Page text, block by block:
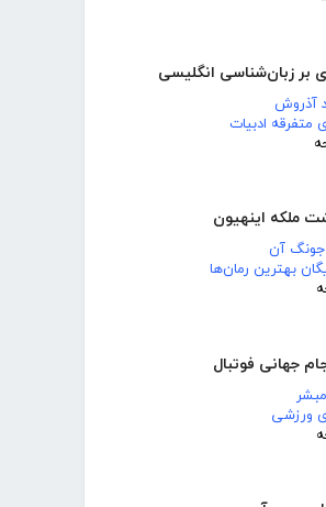
بر زبان‌شناسی انگلیسی
آذروش
متفرقه ادبیات
ملکه اینهیون
آن
بهترین رمان‌ها
جهانی فوتبال
ورزشی